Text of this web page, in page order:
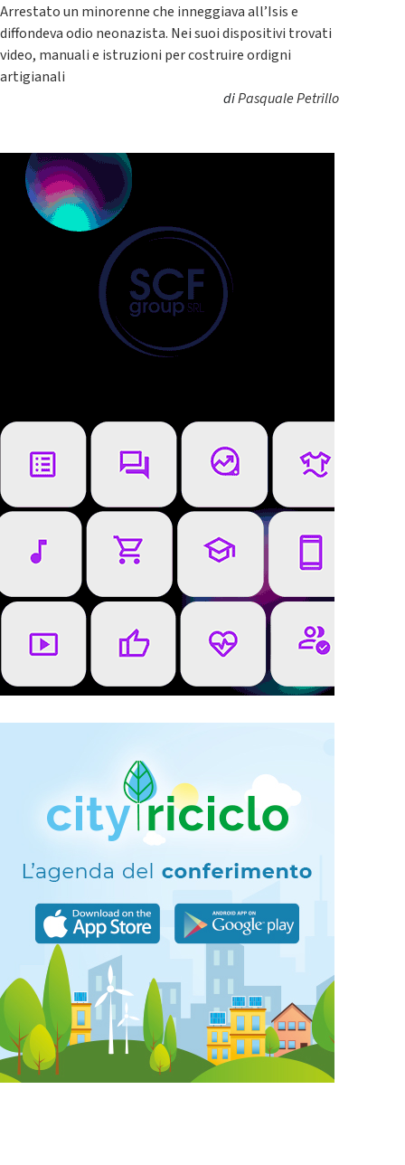
Arrestato un minorenne che inneggiava all’Isis e
diffondeva odio neonazista. Nei suoi dispositivi trovati
video, manuali e istruzioni per costruire ordigni
artigianali
diPasquale Petrillo